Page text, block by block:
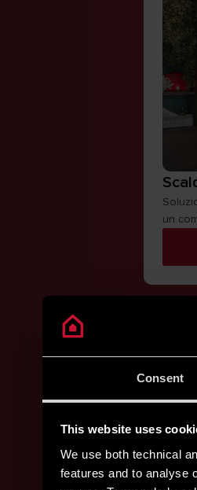
Consent
This website uses
We use both technical
features and to analyse
un